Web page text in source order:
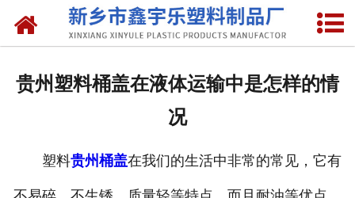
网站首页
贵州塑料桶盖在液体运输中是怎样的情
况
塑料贵州桶盖在我们的生活中非常的常见，它有